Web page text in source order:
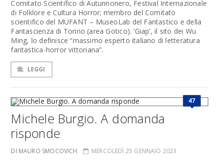
Comitato Scientifico di Autunnonero, Festival Internazionale
di Folklore e Cultura Horror; membro del Comitato
scientifico del MUFANT – MuseoLab del Fantastico e della
Fantascienza di Torino (area Gotico). ‘Giap’, il sito dei Wu
Ming, lo definisce “massimo esperto italiano di letteratura
fantastica-horror vittoriana”.
LEGGI
47
Michele Burgio. A domanda
risponde
DI MAURO SMOCOVICH MERCOLEDÌ 25 GENNAIO 2023